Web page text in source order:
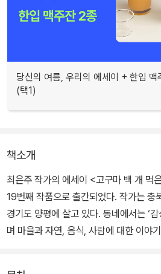
당신의 여름, 우리의 에세이 + 한입 맥
(택1)
책소개
최은주 작가의 에세이 <고구마 백 개 먹
19번째 작품으로 출간되었다. 작가는 충
경기도 양평에 살고 있다. 동네에서는 ‘
며 마을과 자연, 음식, 사람에 대한 이야